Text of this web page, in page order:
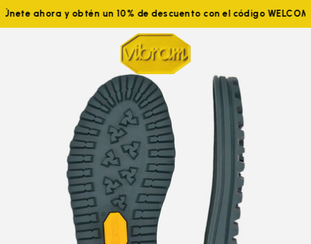
ahora y obtén un 10% de descuento con el código